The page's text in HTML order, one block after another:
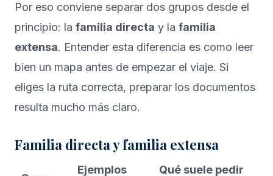
Por eso conviene separar dos grupos desde el
principio: la familia directa y la familia
extensa. Entender esta diferencia es como leer
bien un mapa antes de empezar el viaje. Si
eliges la ruta correcta, preparar los documentos
resulta mucho más claro.
Familia directa y familia extensa
Ejemplos
Qué suele pedir